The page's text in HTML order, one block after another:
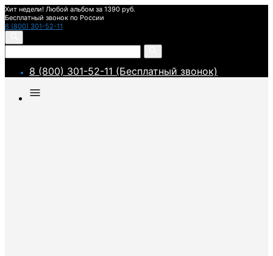
Хит недели! Любой альбом за 1390 руб.
Бесплатный звонок по России
8 (800) 301-52-11
8 (800) 301-52-11 (Бесплатный звонок)